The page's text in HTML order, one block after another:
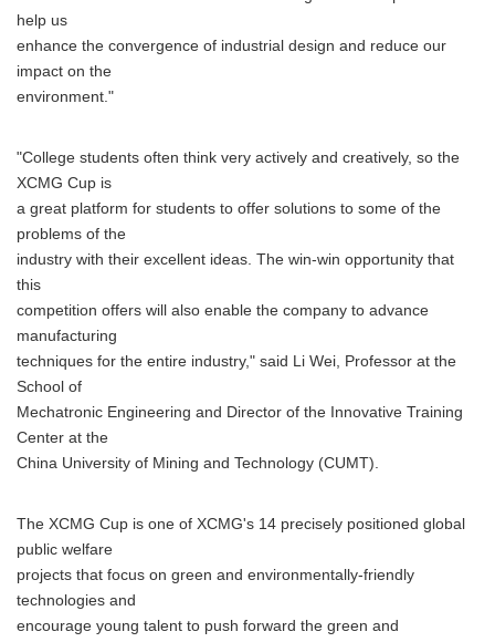
help us
enhance the convergence of industrial design and reduce our
impact on the
environment."
"College students often think very actively and creatively, so the
XCMG Cup is
a great platform for students to offer solutions to some of the
problems of the
industry with their excellent ideas. The win-win opportunity that
this
competition offers will also enable the company to advance
manufacturing
techniques for the entire industry," said Li Wei, Professor at the
School of
Mechatronic Engineering and Director of the Innovative Training
Center at the
China University of Mining and Technology (CUMT).
The XCMG Cup is one of XCMG's 14 precisely positioned global
public welfare
projects that focus on green and environmentally-friendly
technologies and
encourage young talent to push forward the green and